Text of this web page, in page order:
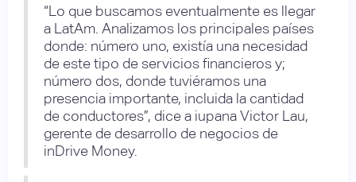
“Lo que buscamos eventualmente es llegar
a LatAm. Analizamos los principales países
donde: número uno, existía una necesidad
de este tipo de servicios financieros y;
número dos, donde tuviéramos una
presencia importante, incluida la cantidad
de conductores”, dice a iupana Victor Lau,
gerente de desarrollo de negocios de
inDrive Money.